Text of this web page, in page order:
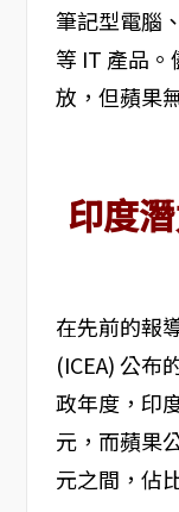
筆記型電腦
等 IT 產品
放，但蘋果
印度
在先前的報
(ICEA) 公布
政年度，印
元，而蘋果
元之間，佔